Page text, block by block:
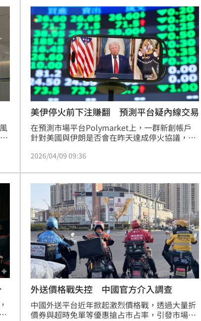
形 12:00
場！ 10:30
潮 10:00
美伊停火前下注賺翻 預測平台疑內線交易
在預測市場平台Polymarket上，一群新創帳戶
針對美國與伊朗是否會在昨天達成停火協議，進
來了數十萬美元的利潤。
2026/04/09 09:36
外送價格戰失控 中國官方介入調查
中國外送平台近年掀起激烈價格戰，透過大量折
價券與超時免單等優惠搶占市占率，引發市場對